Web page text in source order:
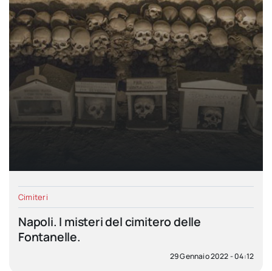
Cimiteri
Napoli. I misteri del cimitero delle
Fontanelle.
29 Gennaio 2022 - 04:12